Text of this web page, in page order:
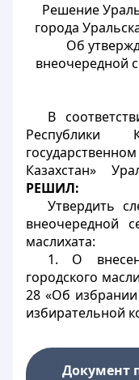
Решение
города
Об
внеочередной
В
Республики
Казахстан»
РЕШИЛ:
Утвердить
внеочередной
маслихата:
1. О
городского
28 «Об
избирательной
Документ